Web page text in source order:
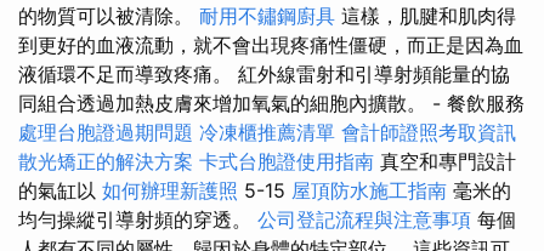
的物質可以被清除。 耐用不鏽鋼廚具 這樣，肌腱和肌肉得
到更好的血液流動，就不會出現疼痛性僵硬，而正是因為血
液循環不足而導致疼痛。 紅外線雷射和引導射頻能量的協
同組合透過加熱皮膚來增加氧氣的細胞內擴散。 - 餐飲服務
處理台胞證過期問題 冷凍櫃推薦清單 會計師證照考取資訊
散光矯正的解決方案 卡式台胞證使用指南 真空和專門設計
的氣缸以 如何辦理新護照 5-15 屋頂防水施工指南 毫米的
均勻操縱引導射頻的穿透。 公司登記流程與注意事項 每個